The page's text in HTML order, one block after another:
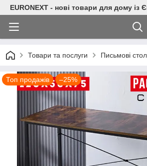
EURONEXT - нові товари для дому
Товари та послуги Письмові
Топ продажів –25%